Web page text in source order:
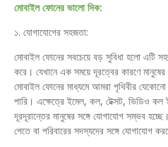
মোবাইল ফোনের ভালো দিক:
১. যোগাযোগের সহজতা:
মোবাইল ফোনের সবচেয়ে বড় সুবিধা হলো এটি
করে। যেখানে এক সময়ে দূরত্বের কারণে
মোবাইল ফোনের মাধ্যমে আমরা পৃথিবীর
পারি। এক্ষেত্রে ইমেল, কল, টেক্সট, ভিডিও কল
দূরদূরান্তের মানুষের সঙ্গে যোগাযোগ সম্ভব
পেতে বা পরিবারের সদস্যদের সঙ্গে যোগাযোগ